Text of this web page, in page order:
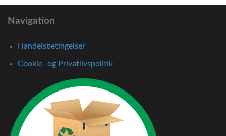
Navigation
Handelsbetingelser
Cookie- og Privatlivspolitik